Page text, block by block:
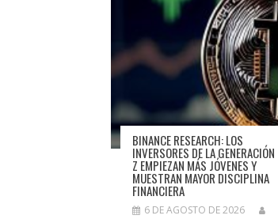
BINANCE RESEARCH: LOS
INVERSORES DE LA GENERACIÓN
Z EMPIEZAN MÁS JÓVENES Y
MUESTRAN MAYOR DISCIPLINA
FINANCIERA
6 DE AGOSTO DE 2026